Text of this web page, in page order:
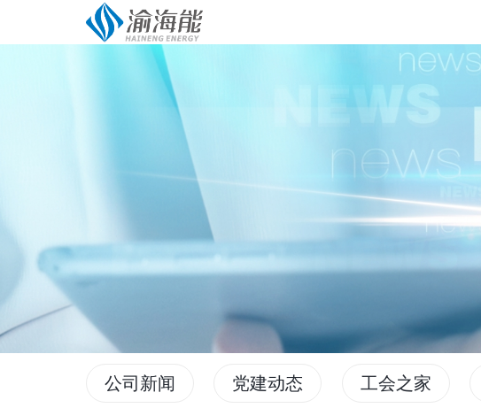
公司新闻 党建动态 工会之家